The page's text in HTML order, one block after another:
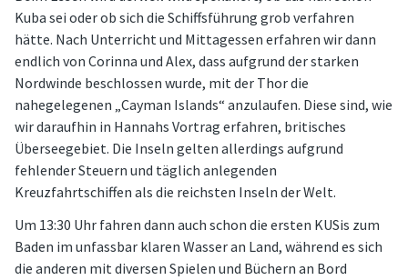
Kuba sei oder ob sich die Schiffsführung grob verfahren
hätte. Nach Unterricht und Mittagessen erfahren wir dann
endlich von Corinna und Alex, dass aufgrund der starken
Nordwinde beschlossen wurde, mit der Thor die
nahegelegenen „Cayman Islands“ anzulaufen. Diese sind, wie
wir daraufhin in Hannahs Vortrag erfahren, britisches
Überseegebiet. Die Inseln gelten allerdings aufgrund
fehlender Steuern und täglich anlegenden
Kreuzfahrtschiffen als die reichsten Inseln der Welt.
Um 13:30 Uhr fahren dann auch schon die ersten KUSis zum
Baden im unfassbar klaren Wasser an Land, während es sich
die anderen mit diversen Spielen und Büchern an Bord